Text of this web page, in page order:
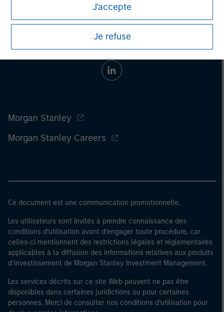
J'accepte
Je refuse
Morgan Stanley
Morgan Stanley Careers
Ce document est une communication promotionnelle.
Les utilisateurs sont invités à prendre connaissance des
conditions d’utilisation avant d’engager toute procédure, car
celles-ci mentionnent des restrictions légales et réglementaires
applicables à la diffusion des informations relatives aux produits
d’investissement de Morgan Stanley Investment Management.
Les services décrits sur ce site Web peuvent ne pas être
disponibles dans certaines juridictions ou pour certaines
personnes. Merci de consulter nos conditions d’utilisation pour